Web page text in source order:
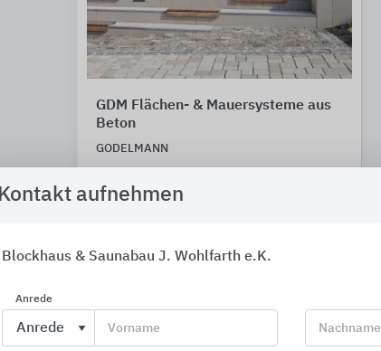
GDM Flächen- & Mauersysteme aus
Beton
GODELMANN
Kontakt aufnehmen
Blockhaus & Saunabau J. Wohlfarth e.K.
Anrede
Vorname Nachname